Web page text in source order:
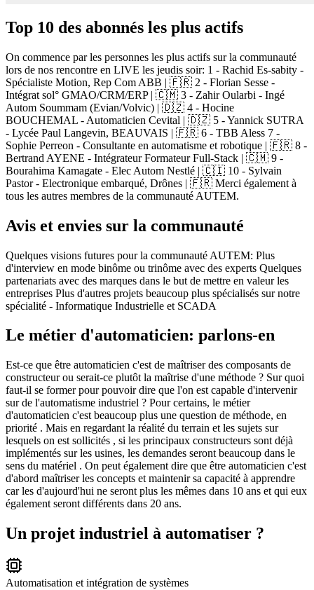
Top 10 des abonnés les plus actifs
On commence par les personnes les plus actifs sur la communauté
lors de nos rencontre en LIVE les jeudis soir: 1 - Rachid Es-sabity -
Spécialiste Motion, Rep Com ABB | 🇫🇷 2 - Florian Sesse -
Intégrat sol° GMAO/CRM/ERP | 🇨🇲 3 - Zahir Oularbi - Ingé
Autom Soummam (Evian/Volvic) | 🇩🇿 4 - Hocine
BOUCHEMAL - Automaticien Cevital | 🇩🇿 5 - Yannick SUTRA
- Lycée Paul Langevin, BEAUVAIS | 🇫🇷 6 - TBB Aless 7 -
Sophie Perreon - Consultante en automatisme et robotique | 🇫🇷 8 -
Bertrand AYENE - Intégrateur Formateur Full-Stack | 🇨🇲 9 -
Bourahima Kamagate - Elec Autom Nestlé | 🇨🇮 10 - Sylvain
Pastor - Electronique embarqué, Drônes | 🇫🇷 Merci également à
tous les autres membres de la communauté AUTEM.
Avis et envies sur la communauté
Quelques visions futures pour la communauté AUTEM: Plus
d'interview en mode binôme ou trinôme avec des experts Quelques
partenariats avec des marques dans le but de mettre en valeur les
entreprises Plus d'autres projets beaucoup plus spécialisés sur notre
spécialité - Informatique Industrielle et SCADA
Le métier d'automaticien: parlons-en
Est-ce que être automaticien c'est de maîtriser des composants de
constructeur ou serait-ce plutôt la maîtrise d'une méthode ? Sur quoi
faut-il se former pour pouvoir dire que l'on est capable d'intervenir
sur de l'automatisme industriel ? Pour certains, le métier
d'automaticien c'est beaucoup plus une question de méthode, en
priorité . Mais en regardant la réalité du terrain et les sujets sur
lesquels on est sollicités , si les principaux constructeurs sont déjà
implémentés sur les usines, les demandes seront beaucoup dans le
sens du matériel . On peut également dire que être automaticien c'est
d'abord maîtriser les concepts et maintenir sa capacité à apprendre
car les d'aujourd'hui ne seront plus les mêmes dans 10 ans et qui eux
également seront différents dans 20 ans.
Un projet industriel à automatiser ?
Automatisation et intégration de systèmes